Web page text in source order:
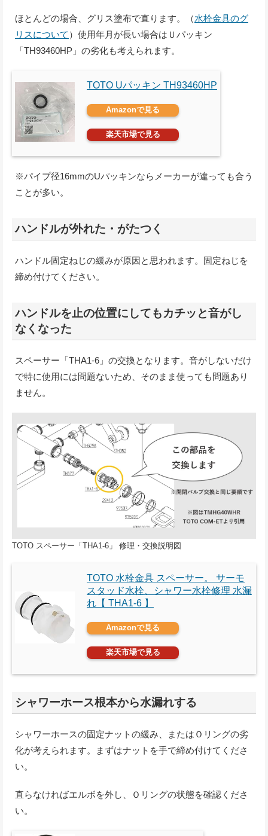
ほとんどの場合、グリス塗布で直ります。（水栓金具のグ
リスについて ）使用年月が長い場合はＵパッキン
「TH93460HP」の劣化も考えられます。
TOTO Uパッキン TH93460HP
Amazonで見る
楽天市場で見る
※パイプ径16mmのUパッキンならメーカーが違っても合う
ことが多い。
ハンドルが外れた・がたつく
ハンドル固定ねじの緩みが原因と思われます。固定ねじを
締め付けてください。
ハンドルを止の位置にしてもカチッと音がし
なくなった
スペーサー「THA1-6」の交換となります。音がしないだけ
で特に使用には問題ないため、そのまま使っても問題あり
ません。
TOTO スペーサー「THA1-6」 修理・交換説明図
TOTO 水栓金具 スペーサー。 サーモ
スタッド水栓、シャワー水栓修理 水漏
れ【 THA1-6 】
Amazonで見る
楽天市場で見る
シャワーホース根本から水漏れする
シャワーホースの固定ナットの緩み、またはＯリングの劣
化が考えられます。まずはナットを手で締め付けてくださ
い。
直らなければエルボを外し、Ｏリングの状態を確認くださ
い。